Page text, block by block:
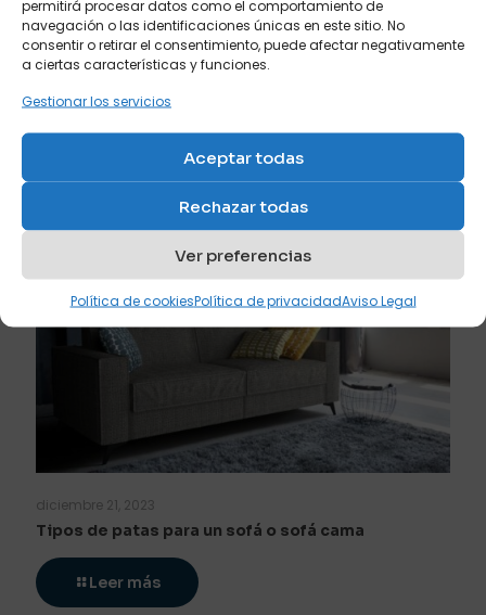
permitirá procesar datos como el comportamiento de
navegación o las identificaciones únicas en este sitio. No
consentir o retirar el consentimiento, puede afectar negativamente
a ciertas características y funciones.
Gestionar los servicios
Aceptar todas
Rechazar todas
Ver preferencias
Política de cookiesPolítica de privacidadAviso Legal
abril 21, 2024
diciembre 21, 2023
Tipos de patas para un sofá o sofá cama
Leer más